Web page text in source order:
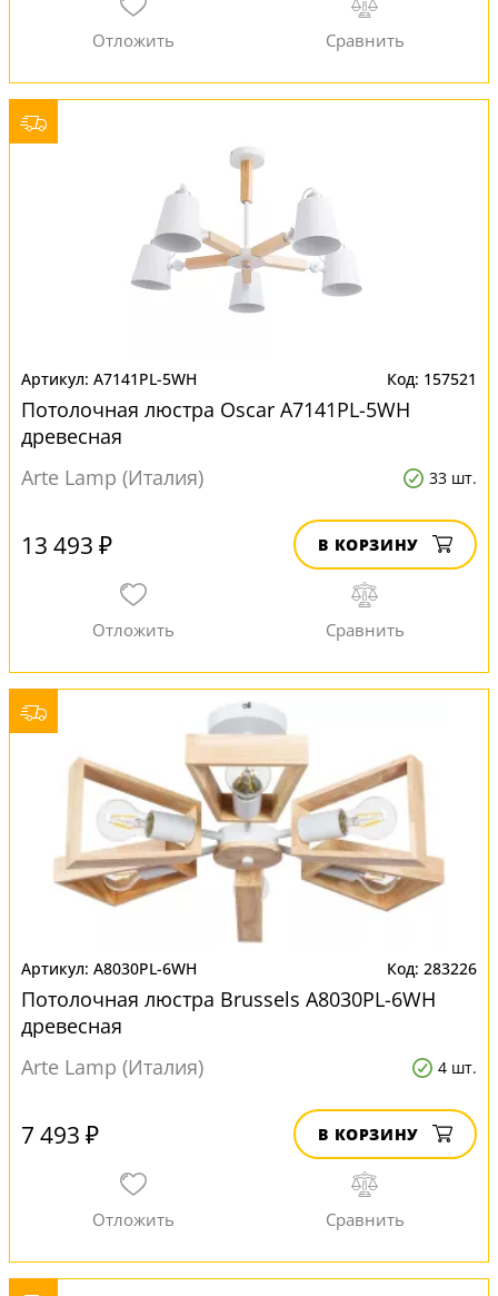
A7141PL-5WH 157521
Потолочная люстра Oscar A7141PL-5WH
древесная
Arte Lamp (Италия)
33 шт.
13 493 ₽ В КОРЗИНУ
A8030PL-6WH 283226
Потолочная люстра Brussels A8030PL-6WH
древесная
Arte Lamp (Италия)
4 шт.
7 493 ₽ В КОРЗИНУ